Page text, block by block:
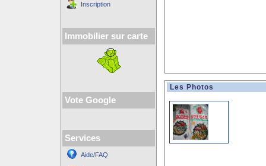
Inscription
Immobilier sur carte
Vote Google
Services
Aide/FAQ
Les Photos